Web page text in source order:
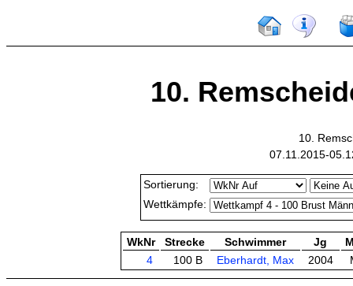
10.
10.
07.11.2015-
Sortierung:
Wettkämpfe:
WkNr Strecke Schwimmer Jg
4
100 B Eberhardt, Max 2004